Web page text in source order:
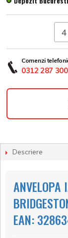
Comenzi
0312 287 300
Descriere
EAN: